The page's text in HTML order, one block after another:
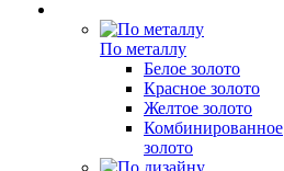
По металлу
Белое золото
Красное золото
Желтое золото
Комбинированное
золото